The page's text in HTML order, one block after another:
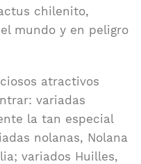
chilenito,
mundo y en peligro
atractivos
variadas
la tan especial
nolanas, Nolana
variados Huilles,